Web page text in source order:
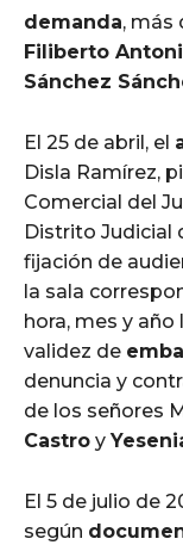
demanda, más
Filiberto
Sánchez
El 25 de abril, el
Disla Ramírez,
Comercial del
Distrito Judicial
fijación de
la sala
hora, mes y año
validez de
denuncia y
de los señores
Castro y
El 5 de julio de
según